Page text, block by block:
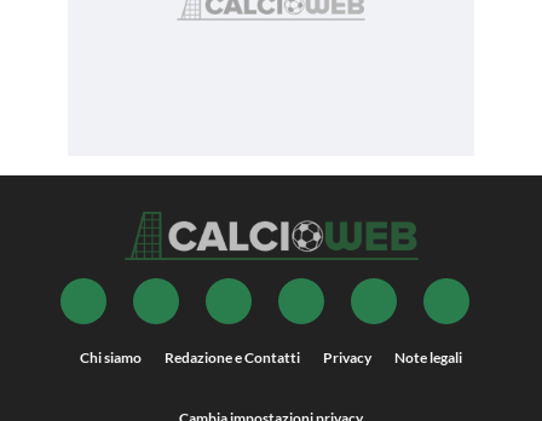
Chi siamo Redazione e Contatti Privacy Note legali